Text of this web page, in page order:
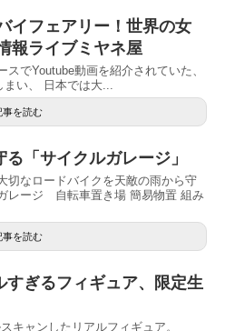
イフェアリー！世界の女
報ライブミヤネ屋
でYoutube動画を紹介されていた、
い、 日本では大...
事を読む
「サイクルガレージ」
切なロードバイクを天敵の雨から守
レージ 自転車置き場 簡易物置 組み
事を読む
ぎるフィギュア、限定生
キャンしたリアルフィギュア。